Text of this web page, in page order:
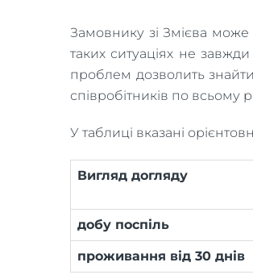
Замовнику зі Змієва
таких ситуаціях не
проблем дозволить знайти
співробітників по всьому
У таблиці вказані
Вигляд догляду
добу поспіль
проживання від 30 днів